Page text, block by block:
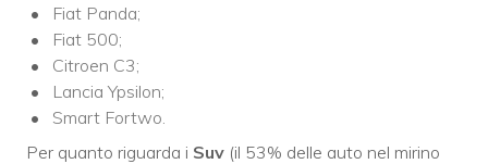
Fiat Panda;
Fiat 500;
Citroen C3;
Lancia Ypsilon;
Smart Fortwo.
Per quanto riguarda i Suv (il 53% delle auto nel mirino